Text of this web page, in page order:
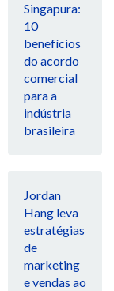
Singapura:
10
benefícios
do acordo
comercial
para a
indústria
brasileira
Jordan
Hang leva
estratégias
de
marketing
e vendas ao